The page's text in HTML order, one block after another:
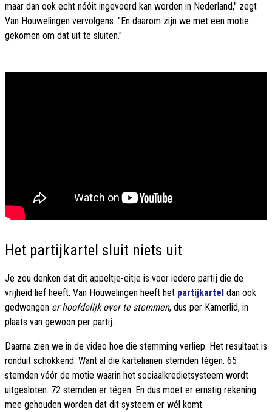
maar dan ook echt nóóit ingevoerd kan worden in Nederland," zegt
Van Houwelingen vervolgens. "En daarom zijn we met een motie
gekomen om dat uit te sluiten."
Het partijkartel sluit niets uit
Je zou denken dat dit appeltje-eitje is voor iedere partij die de
vrijheid lief heeft. Van Houwelingen heeft het partijkartel dan ook
gedwongen er hoofdelijk over te stemmen, dus per Kamerlid, in
plaats van gewoon per partij.
Daarna zien we in de video hoe die stemming verliep. Het resultaat is
ronduit schokkend. Want al die kartelianen stemden tégen. 65
stemden vóór de motie waarin het sociaalkredietsysteem wordt
uitgesloten. 72 stemden er tégen. En dus moet er ernstig rekening
mee gehouden worden dat dit systeem er wél komt.